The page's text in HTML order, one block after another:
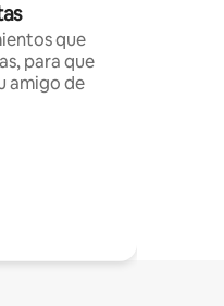
que
para que
amigo de